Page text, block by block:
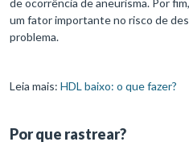
de ocorrência de aneurisma. Por fim,
um fator importante no risco de
problema.
Leia mais: HDL baixo: o que fazer?
Por que rastrear?